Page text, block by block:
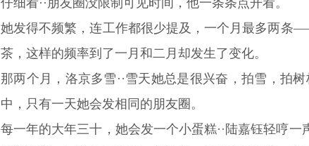
她发得不频繁，连工作都很少提及，一个月最多两条
茶，这样的频率到了一月和二月却发生了变化。
那两个月，洛京多雪··雪天她总是很兴奋，拍雪，拍
中，只有一天她会发相同的朋友圈。
每一年的大年三十，她会发一个小蛋糕··陆嘉钰轻哼